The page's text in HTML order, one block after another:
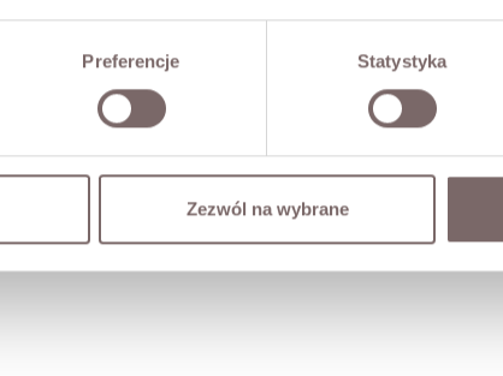
Preferencje Statystyka
Zezwól na wybrane